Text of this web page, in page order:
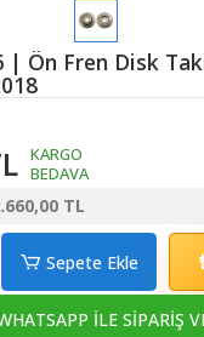
| Ön Fren Disk
KARGO
BEDAVA
TL
Sepete Ekle
İLE SİPARİŞ